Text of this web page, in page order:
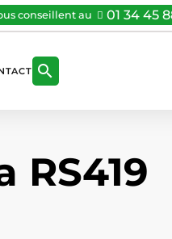
conseillent au 01 34 45

RS419